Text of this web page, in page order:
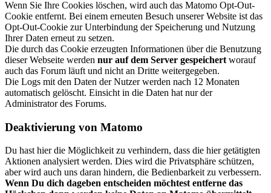
Wenn Sie Ihre Cookies löschen, wird auch das Matomo Opt-Out-
Cookie entfernt. Bei einem erneuten Besuch unserer Website ist das
Opt-Out-Cookie zur Unterbindung der Speicherung und Nutzung
Ihrer Daten erneut zu setzen.
Die durch das Cookie erzeugten Informationen über die Benutzung
dieser Webseite werden nur auf dem Server gespeichert worauf
auch das Forum läuft und nicht an Dritte weitergegeben.
Die Logs mit den Daten der Nutzer werden nach 12 Monaten
automatisch gelöscht. Einsicht in die Daten hat nur der
Administrator des Forums.
Deaktivierung von Matomo
Du hast hier die Möglichkeit zu verhindern, dass die hier getätigten
Aktionen analysiert werden. Dies wird die Privatsphäre schützen,
aber wird auch uns daran hindern, die Bedienbarkeit zu verbessern.
Wenn Du dich dageben entscheiden möchtest entferne das